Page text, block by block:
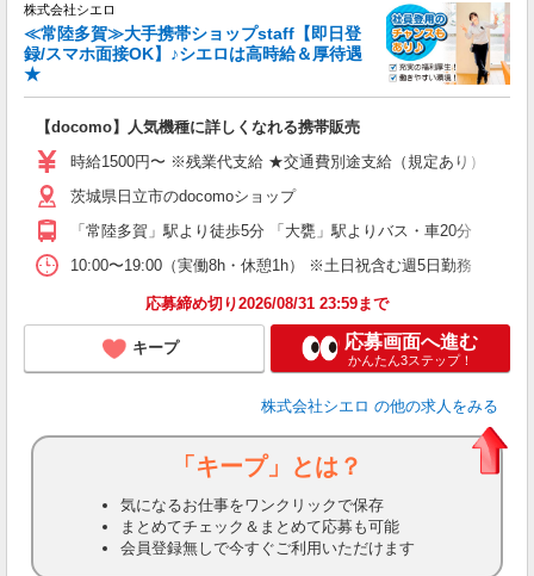
株式会社シエロ
≪常陸多賀≫大手携帯ショップstaff【即日登
録/スマホ面接OK】♪シエロは高時給＆厚待遇
★
【docomo】人気機種に詳しくなれる携帯販売
時給1500円〜 ※残業代支給 ★交通費別途支給（規定あり） ゜+
茨城県日立市のdocomoショップ
「常陸多賀」駅より徒歩5分 「大甕」駅よりバス・車20分
10:00〜19:00（実働8h・休憩1h） ※土日祝含む週5日勤務
応募締め切り2026/08/31 23:59まで
キープ 応募画面へ進む
かんたん3ステップ！
株式会社シエロ の他の求人をみる
「キープ」とは？
気になるお仕事をワンクリックで保存
まとめてチェック＆まとめて応募も可能
会員登録無しで今すぐご利用いただけます